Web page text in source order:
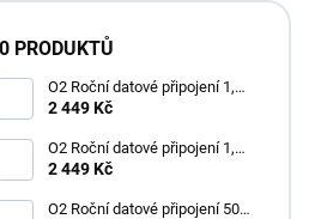
PRODUKTŮ
O2 Roční datové připojení 1,2
TB
2 449 Kč
O2 Roční datové připojení 1,2
TB
2 449 Kč
O2 Roční datové připojení 50